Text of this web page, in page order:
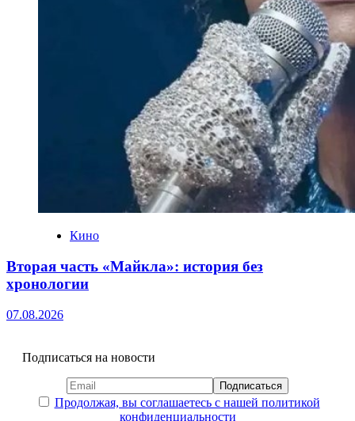
Кино
Вторая часть «Майкла»: история без
хронологии
07.08.2026
Подписаться на новости
Продолжая, вы соглашаетесь с нашей политикой
конфиденциальности